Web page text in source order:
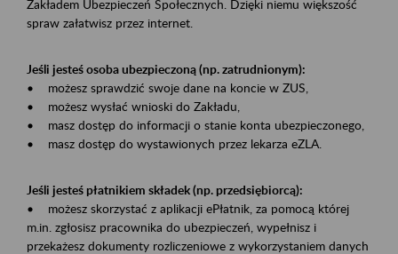
Zakładem Ubezpieczeń Społecznych. Dzięki niemu większość
spraw załatwisz przez internet.
Jeśli jesteś osoba ubezpieczoną (np. zatrudnionym):
• możesz sprawdzić swoje dane na koncie w ZUS,
• możesz wysłać wnioski do Zakładu,
• masz dostęp do informacji o stanie konta ubezpieczonego,
• masz dostęp do wystawionych przez lekarza eZLA.
Jeśli jesteś płatnikiem składek (np. przedsiębiorcą):
• możesz skorzystać z aplikacji ePłatnik, za pomocą której
m.in. zgłosisz pracownika do ubezpieczeń, wypełnisz i
przekażesz dokumenty rozliczeniowe z wykorzystaniem danych